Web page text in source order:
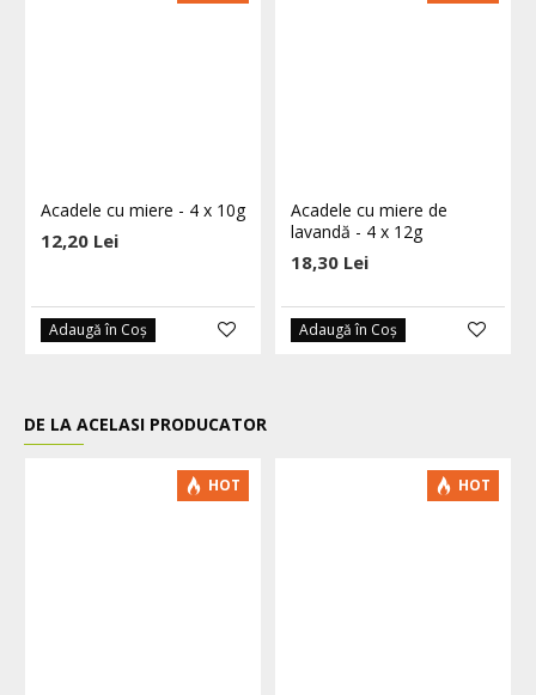
Acadele cu miere - 4 x 10g
12,20 Lei
Adaugă în Coş
Acadele cu miere de
lavandă - 4 x 12g
18,30 Lei
Adaugă în Coş
DE LA ACELASI PRODUCATOR
HOT HOT